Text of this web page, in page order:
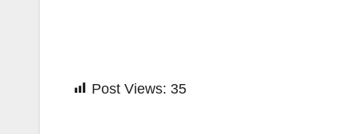
Post Views: 35